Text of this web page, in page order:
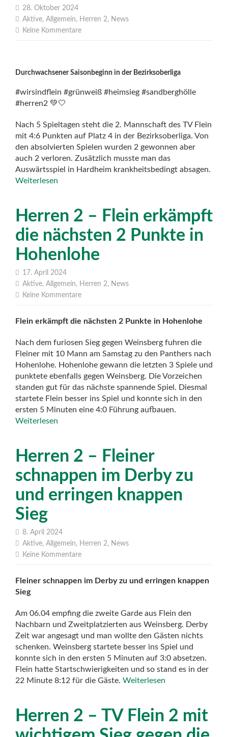
28. Oktober 2024
Aktive, Allgemein, Herren 2, News
Keine Kommentare
Durchwachsener Saisonbeginn in der Bezirksoberliga
#wirsindflein #grünweiß #heimsieg #sandberghölle
#herren2 💚🤍
Nach 5 Spieltagen steht die 2. Mannschaft des TV Flein
mit 4:6 Punkten auf Platz 4 in der Bezirksoberliga. Von
den absolvierten Spielen wurden 2 gewonnen aber
auch 2 verloren. Zusätzlich musste man das
Auswärtsspiel in Hardheim krankheitsbedingt absagen.
Weiterlesen
Herren 2 – Flein erkämpft
die nächsten 2 Punkte in
Hohenlohe
17. April 2024
Aktive, Allgemein, Herren 2, News
Keine Kommentare
Flein erkämpft die nächsten 2 Punkte in Hohenlohe
Nach dem furiosen Sieg gegen Weinsberg fuhren die
Fleiner mit 10 Mann am Samstag zu den Panthers nach
Hohenlohe. Hohenlohe gewann die letzten 3 Spiele und
punktete ebenfalls gegen Weinsberg. Die Vorzeichen
standen gut für das nächste spannende Spiel. Diesmal
startete Flein besser ins Spiel und konnte sich in den
ersten 5 Minuten eine 4:0 Führung aufbauen.
Weiterlesen
Herren 2 – Fleiner
schnappen im Derby zu
und erringen knappen
Sieg
8. April 2024
Aktive, Allgemein, Herren 2, News
Keine Kommentare
Fleiner schnappen im Derby zu und erringen knappen
Sieg
Am 06.04 empfing die zweite Garde aus Flein den
Nachbarn und Zweitplatzierten aus Weinsberg. Derby
Zeit war angesagt und man wollte den Gästen nichts
schenken. Weinsberg startete besser ins Spiel und
konnte sich in den ersten 5 Minuten auf 3:0 absetzen.
Flein hatte Startschwierigkeiten und so stand es in der
22 Minute 8:12 für die Gäste. Weiterlesen
Herren 2 – TV Flein 2 mit